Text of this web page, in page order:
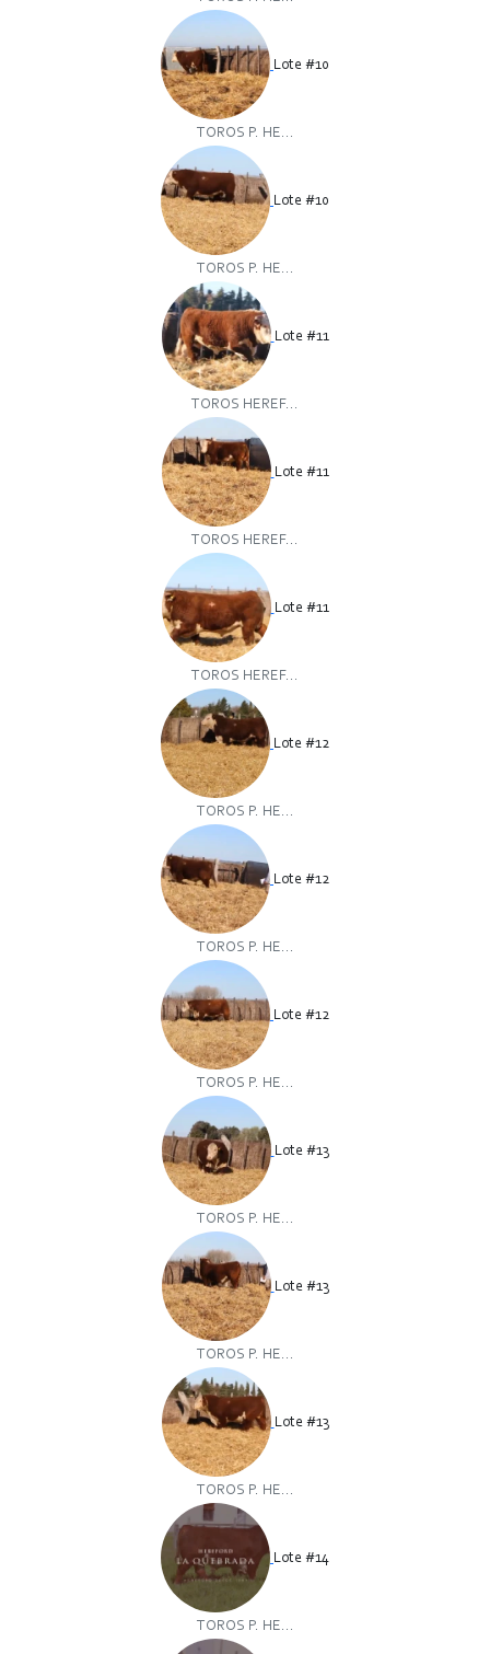
Lote #10
TOROS P. HE...
Lote #10
TOROS P. HE...
Lote #11
TOROS HEREF...
Lote #11
TOROS HEREF...
Lote #11
TOROS HEREF...
Lote #12
TOROS P. HE...
Lote #12
TOROS P. HE...
Lote #12
TOROS P. HE...
Lote #13
TOROS P. HE...
Lote #13
TOROS P. HE...
Lote #13
TOROS P. HE...
Lote #14
TOROS P. HE...